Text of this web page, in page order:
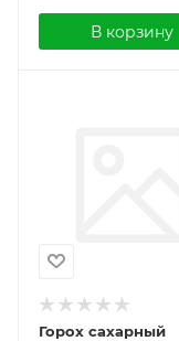
В корзину
Горох сахарный